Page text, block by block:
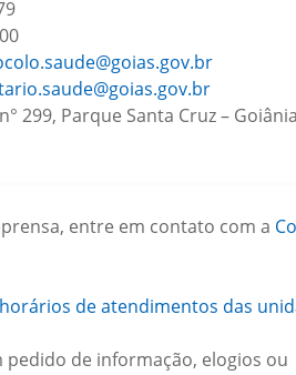
299, Parque Santa Cruz –
entre em contato com a
de atendimentos das
pedido de informação, elogios ou